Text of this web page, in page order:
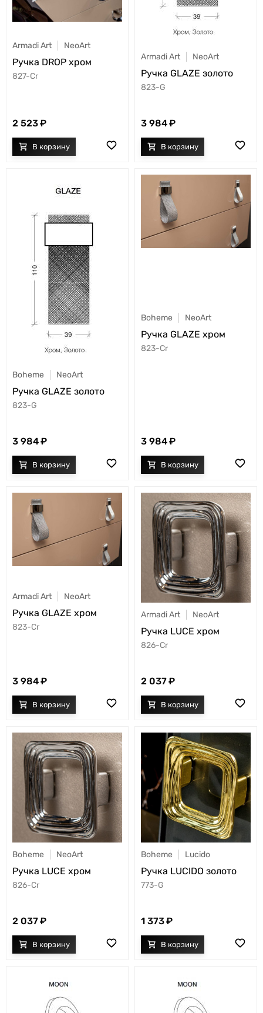
Armadi Art NeoArt
Ручка DROP хром
827-Cr
2 523
Armadi Art NeoArt
Ручка GLAZE золото
823-G
3 984
Boheme NeoArt
Ручка GLAZE золото
823-G
3 984
Boheme NeoArt
Ручка GLAZE хром
823-Cr
3 984
Armadi Art NeoArt
Ручка GLAZE хром
823-Cr
3 984
Armadi Art NeoArt
Ручка LUCE хром
826-Cr
2 037
Boheme NeoArt
Ручка LUCE хром
826-Cr
2 037
Boheme Lucido
Ручка LUCIDO золото
773-G
1 373